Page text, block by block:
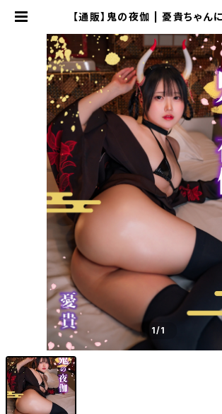
【通販】鬼の夜伽 | 憂貴ちゃん
1/1